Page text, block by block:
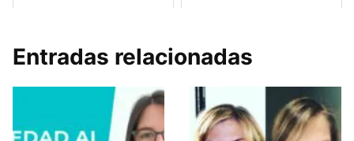
Entradas relacionadas